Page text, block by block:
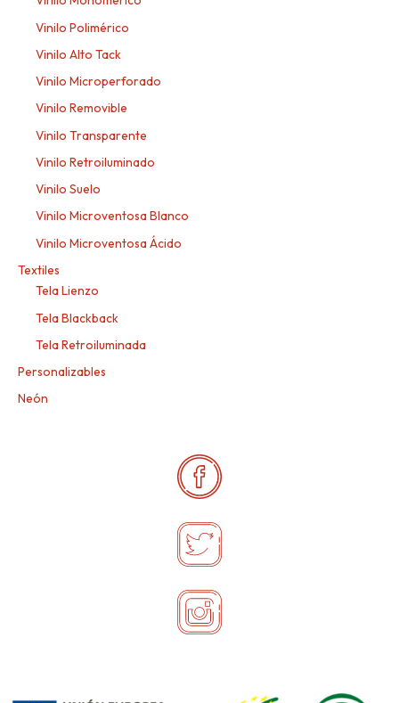
Vinilo Polimérico
Vinilo Alto Tack
Vinilo Microperforado
Vinilo Removible
Vinilo Transparente
Vinilo Retroiluminado
Vinilo Suelo
Vinilo Microventosa Blanco
Vinilo Microventosa Ácido
Textiles
Tela Lienzo
Tela Blackback
Tela Retroiluminada
Personalizables
Neón